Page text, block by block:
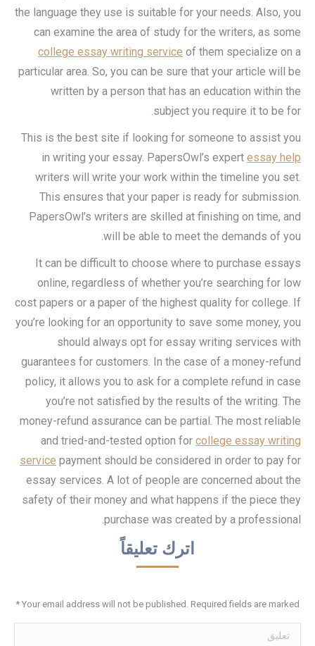
the language they use is suitable for your needs. Also, you
can examine the area of study for the writers, as some
college essay writing service of them specialize on a
particular area. So, you can be sure that your article will be
written by a person that has an education within the
subject you require it to be for.
This is the best site if looking for someone to assist you
in writing your essay. PapersOwl’s expert essay help
writers will write your work within the timeline you set.
This ensures that your paper is ready for submission.
PapersOwl’s writers are skilled at finishing on time, and
will be able to meet the demands of you.
It can be difficult to choose where to purchase essays
online, regardless of whether you’re searching for low
cost papers or a paper of the highest quality for college. If
you’re looking for an opportunity to save some money, you
should always opt for essay writing services with
guarantees for customers. In the case of a money-refund
policy, it allows you to ask for a complete refund in case
you’re not satisfied by the results of the writing. The
money-refund assurance can be partial. The most reliable
and tried-and-tested option for college essay writing
service payment should be considered in order to pay for
essay services. A lot of people are concerned about the
safety of their money and what happens if the piece they
purchase was created by a professional.
اترك تعليقاً
Your email address will not be published. Required fields are marked
*
تعليق